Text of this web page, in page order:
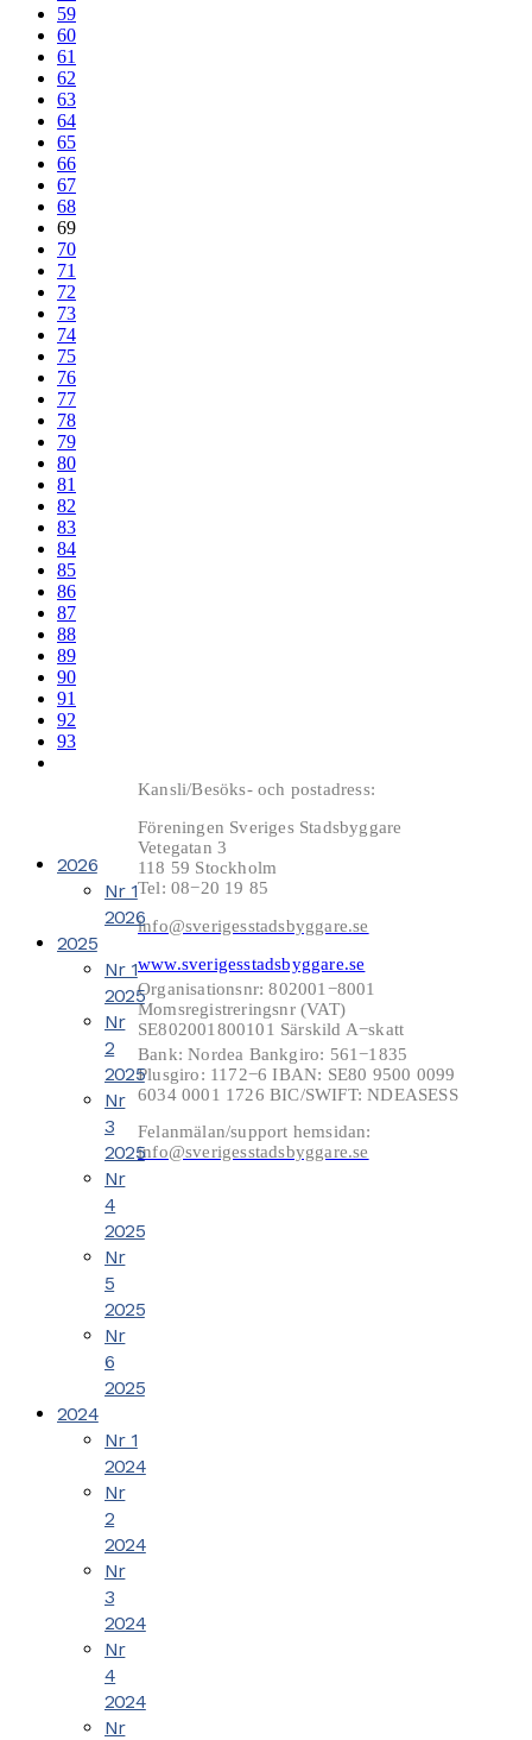
59
60
61
62
63
64
65
66
67
68
69
70
71
72
73
74
75
76
77
78
79
80
81
82
83
84
85
86
87
88
89
90
91
92
93
2026
Nr 1
2026
2025
Nr 1
2025
Nr
2
2025
Nr
3
2025
Nr
4
2025
Nr
5
2025
Nr
6
2025
2024
Nr 1
2024
Nr
2
2024
Nr
3
2024
Nr
4
2024
Nr
Kansli/Besöks- och postadress:
Föreningen Sveriges Stadsbyggare
Vetegatan 3
118 59 Stockholm
Tel: 08−20 19 85
info@sverigesstadsbyggare.se
www.sverigesstadsbyggare.se
Organisationsnr: 802001−8001
Momsregistreringsnr (VAT)
SE802001800101 Särskild A−skatt
Bank: Nordea Bankgiro: 561−1835
Plusgiro: 1172−6 IBAN: SE80 9500 0099
6034 0001 1726 BIC/SWIFT: NDEASESS
Felanmälan/support hemsidan:
info@sverigesstadsbyggare.se